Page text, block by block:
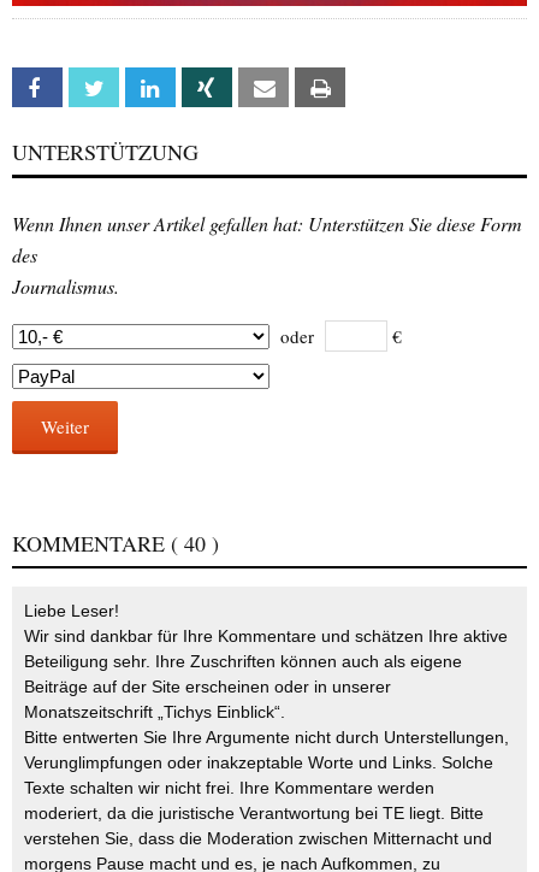
Facebook Twitter Linkedin Xing Email
UNTERSTÜTZUNG
Wenn Ihnen unser Artikel gefallen hat: Unterstützen Sie diese Form
des
Journalismus.
oder €
Weiter
KOMMENTARE ( 40 )
Liebe Leser!
Wir sind dankbar für Ihre Kommentare und schätzen Ihre aktive
Beteiligung sehr. Ihre Zuschriften können auch als eigene
Beiträge auf der Site erscheinen oder in unserer
Monatszeitschrift „Tichys Einblick“.
Bitte entwerten Sie Ihre Argumente nicht durch Unterstellungen,
Verunglimpfungen oder inakzeptable Worte und Links. Solche
Texte schalten wir nicht frei. Ihre Kommentare werden
moderiert, da die juristische Verantwortung bei TE liegt. Bitte
verstehen Sie, dass die Moderation zwischen Mitternacht und
morgens Pause macht und es, je nach Aufkommen, zu